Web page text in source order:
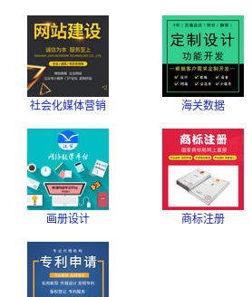
社会化媒体营销 海关数据
画册设计 商标注册